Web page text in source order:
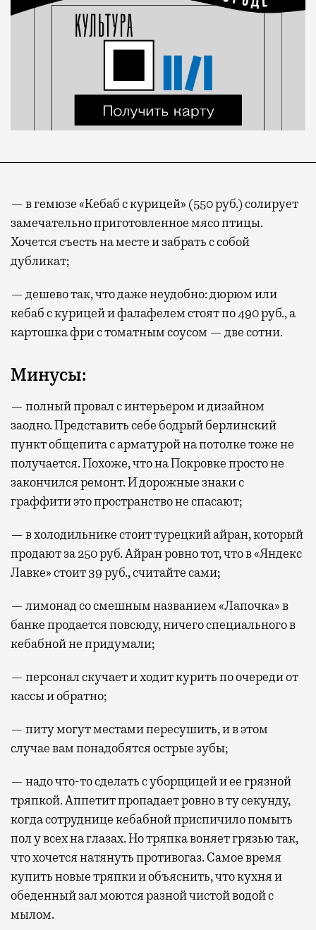
— в гемюзе «Кебаб с курицей» (550 руб.) солирует
замечательно приготовленное мясо птицы.
Хочется съесть на месте и забрать с собой
дубликат;
— дешево так, что даже неудобно: дюрюм или
кебаб с курицей и фалафелем стоят по 490 руб., а
картошка фри с томатным соусом — две сотни.
Минусы:
— полный провал с интерьером и дизайном
заодно. Представить себе бодрый берлинский
пункт общепита с арматурой на потолке тоже не
получается. Похоже, что на Покровке просто не
закончился ремонт. И дорожные знаки с
граффити это пространство не спасают;
— в холодильнике стоит турецкий айран, который
продают за 250 руб. Айран ровно тот, что в «Яндекс
Лавке» стоит 39 руб., считайте сами;
— лимонад со смешным названием «Лапочка» в
банке продается повсюду, ничего специального в
кебабной не придумали;
— персонал скучает и ходит курить по очереди от
кассы и обратно;
— питу могут местами пересушить, и в этом
случае вам понадобятся острые зубы;
— надо что-то сделать с уборщицей и ее грязной
тряпкой. Аппетит пропадает ровно в ту секунду,
когда сотруднице кебабной приспичило помыть
пол у всех на глазах. Но тряпка воняет грязью так,
что хочется натянуть противогаз. Самое время
купить новые тряпки и объяснить, что кухня и
обеденный зал моются разной чистой водой с
мылом.